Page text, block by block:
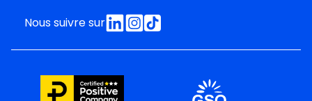
Nous suivre sur